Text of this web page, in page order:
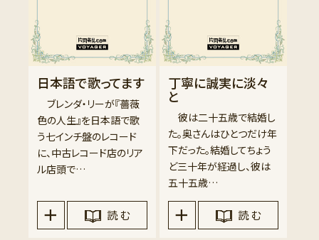
日本語で歌ってます
ブレンダ・リーが『薔薇
色の人生』を日本語で歌
う七インチ盤のレコード
に、中古レコード店のリア
ル店頭で…
読 む
丁寧に誠実に淡々
と
彼は二十五歳で結婚し
た。奥さんはひとつだけ年
下だった。結婚してちょう
ど三十年が経過し、彼は
五十五歳…
読 む